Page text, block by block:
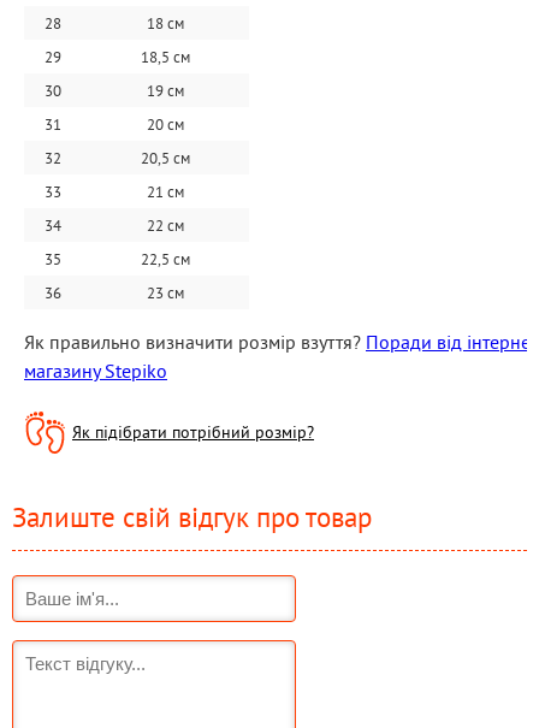
28
18 см
29
18,5 см
30
19 см
31
20 см
32
20,5 см
33
21 см
34
22 см
35
22,5 см
36
23 см
Як правильно визначити розмір взуття? Поради від інтернет
магазину Stepiko
Як підібрати потрібний розмір?
Залиште свій відгук про товар